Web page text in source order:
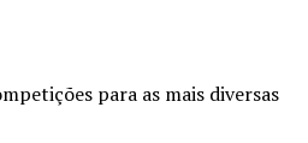
para as mais diversas